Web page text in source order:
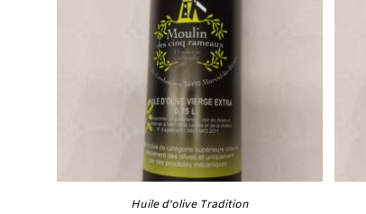
Huile d'olive Tradition